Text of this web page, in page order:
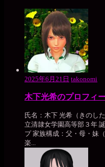
2025年6月21日 takonomi
木下光希のプロフィ
氏名：木下 光希（きのし
立清隷女学園高等部３年
プ 家族構成：父・母・妹
楽...